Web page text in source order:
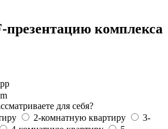
презентацию комплекса
для себя?
2-комнатную квартиру
3-